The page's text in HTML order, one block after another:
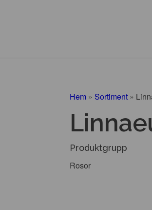
Hem » Sortiment »
Produktgrupp
Rosor